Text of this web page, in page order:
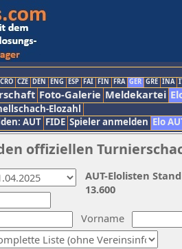
CRO CZE DEN ENG ESP FAI FIN FRA GER GRE INA
Foto-Galerie Meldekartei
Elozahl
AUT FIDE Spieler anmelden Elo
offiziellen
Vorname
AUT-Elolisten
13.600